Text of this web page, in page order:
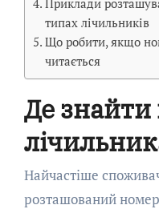
типах лічильників
Що робити, якщо
читається
Де
Найчастіше
розташований номер